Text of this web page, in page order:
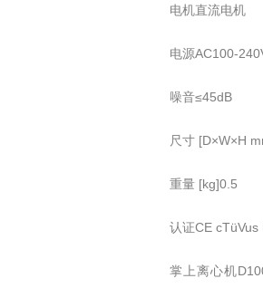
电机直流电机
电源AC100-
噪音≤45dB
尺寸 [D×W×H
重量 [kg]0.5
认证CE cTüVus
掌上离心机